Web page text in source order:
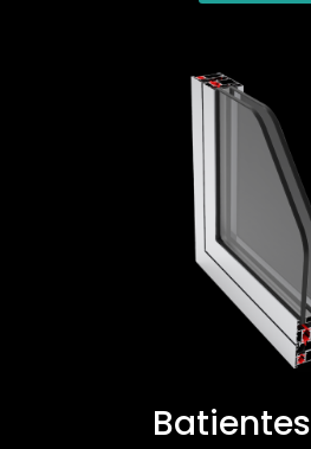
Batientes